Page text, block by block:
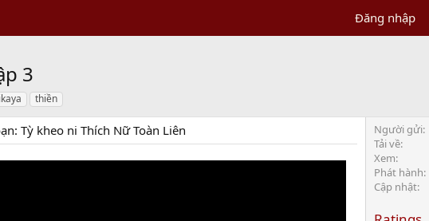
Đăng nhập
3
thiền
Tỳ kheo ni Thích Nữ Toàn Liên Người gửi
Tải về
Xem
Phát hành
Cập nhật